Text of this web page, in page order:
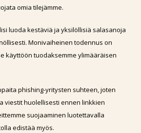
omia tilejämme.
luoda kestäviä ja yksilöllisiä salasanoja
Monivaiheinen todennus on
käyttöön tuodaksemme ylimääräisen
phishing-yritysten suhteen, joten
viestit huolellisesti ennen linkkien
suojaaminen luotettavalla
edistää myös.